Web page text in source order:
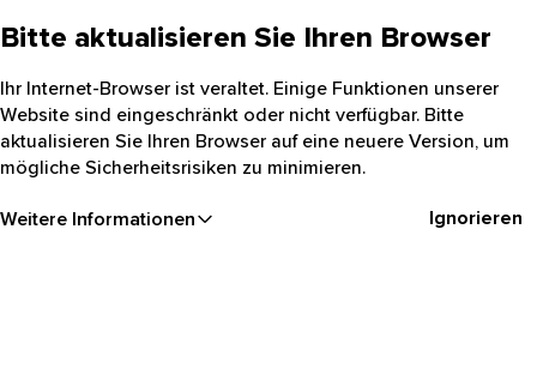
Bitte aktualisieren Sie Ihren Browser
Ihr Internet-Browser ist veraltet. Einige Funktionen unserer
Website sind eingeschränkt oder nicht verfügbar. Bitte
aktualisieren Sie Ihren Browser auf eine neuere Version, um
mögliche Sicherheitsrisiken zu minimieren.
Weitere Informationen Ignorieren